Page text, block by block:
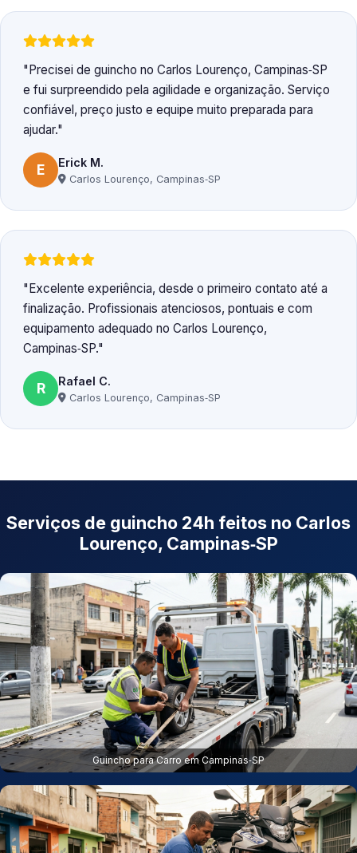
Precisei de guincho no Carlos Lourenço, Campinas‑SP
e fui surpreendido pela agilidade e organização. Serviço
confiável, preço justo e equipe muito preparada para
ajudar.
E Erick M.
Carlos Lourenço, Campinas‑SP
Excelente experiência, desde o primeiro contato até a
finalização. Profissionais atenciosos, pontuais e com
equipamento adequado no Carlos Lourenço,
Campinas‑SP.
R Rafael C.
Carlos Lourenço, Campinas‑SP
Serviços de guincho 24h feitos no Carlos
Lourenço, Campinas‑SP
Guincho para Carro em Campinas‑SP